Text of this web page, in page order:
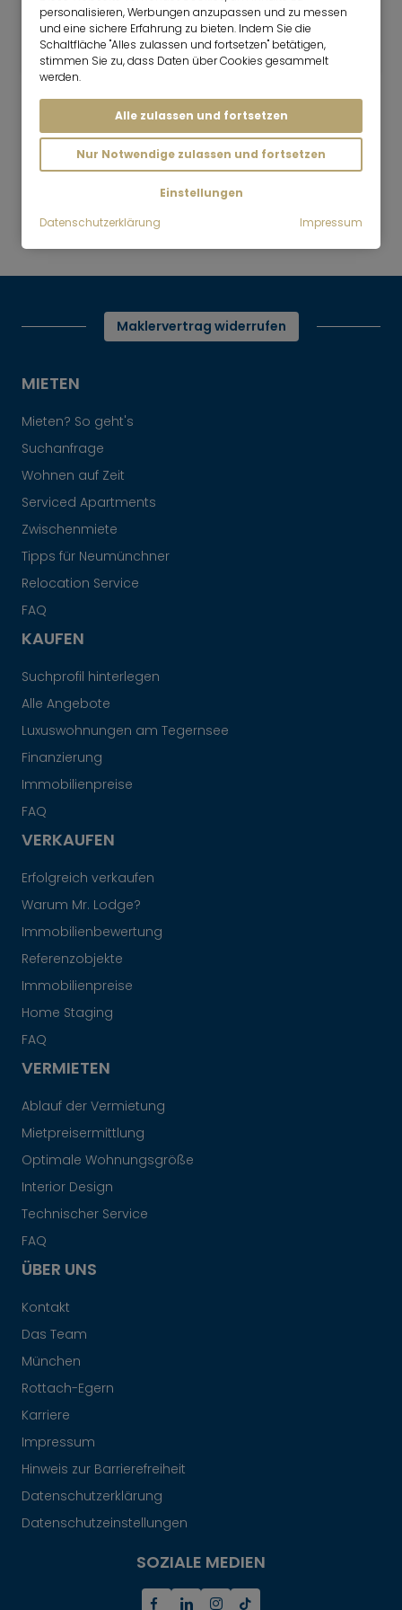
4 Zimmer
125 m²
München-Olympiadorf
€/Monat
Mr. Lodge | Suchen.Finden.Leben.
Gräfelfing - Bungalow mit Terrasse
nach oben
Maklervertrag widerrufen
MIETEN
Mieten? So geht's
Suchanfrage
Wohnen auf Zeit
Serviced Apartments
Zwischenmiete
Tipps für Neumünchner
Relocation Service
FAQ
KAUFEN
Suchprofil hinterlegen
Alle Angebote
Luxuswohnungen am Tegernsee
Finanzierung
Immobilienpreise
FAQ
VERKAUFEN
Erfolgreich verkaufen
Warum Mr. Lodge?
Immobilienbewertung
Referenzobjekte
Immobilienpreise
Home Staging
FAQ
VERMIETEN
Ablauf der Vermietung
Mietpreisermittlung
Optimale Wohnungsgröße
Interior Design
Technischer Service
FAQ
ÜBER UNS
Kontakt
Das Team
München
Rottach-Egern
Karriere
Impressum
Hinweis zur Barrierefreiheit
Datenschutzerklärung
Datenschutzeinstellungen
SOZIALE MEDIEN
personalisieren, Werbungen anzupassen und zu messen
und eine sichere Erfahrung zu bieten. Indem Sie die
Schaltfläche "Alles zulassen und fortsetzen" betätigen,
stimmen Sie zu, dass Daten über Cookies gesammelt
werden.
Alle zulassen und fortsetzen
Nur Notwendige zulassen und fortsetzen
Einstellungen
Datenschutzerklärung
Impressum